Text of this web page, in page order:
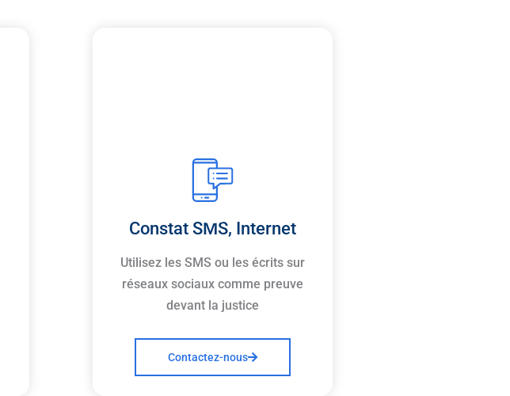
Constat SMS, Internet
Utilisez les SMS ou les écrits sur
réseaux sociaux comme preuve
devant la justice
Contactez-nous